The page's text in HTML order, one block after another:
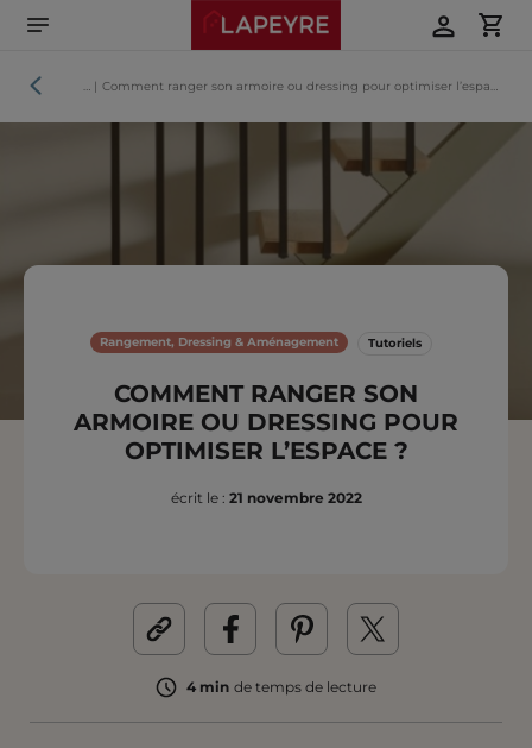
directement
contenu
Tutoriels | Comment ranger son armoire ou dressing pour optimiser l’espace ?
Rangement, Dressing & Aménagement Tutoriels
COMMENT RANGER SON
ARMOIRE OU DRESSING POUR
OPTIMISER L’ESPACE ?
écrit le : 21 novembre 2022
4 min de temps de lecture